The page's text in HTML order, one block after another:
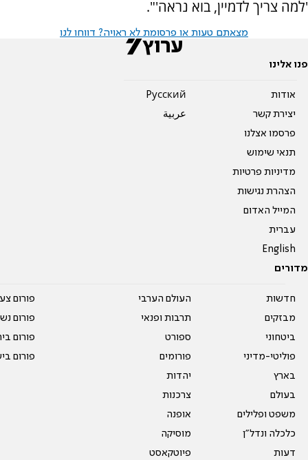
'למה צריך לדמיין, בוא נראה'".
מצאתם טעות או פרסומת לא ראויה? דווחו לנו
פנו אלינו
אודות
יצירת קשר
פרסמו אצלנו
תנאי שימוש
מדיניות פרטיות
הצהרת נגישות
המייל האדום
עברית
English
Pусский
عربية
מדורים
חדשות
מבזקים
ביטחוני
פוליטי-מדיני
בארץ
בעולם
משפט ופלילים
כלכלה ונדל"ן
דעות
העולם הערבי
תרבות ופנאי
ספורט
פורומים
יהדות
צרכנות
אופנה
מוסיקה
פיוטקאסט
פורום
פורום
פורום
פורום